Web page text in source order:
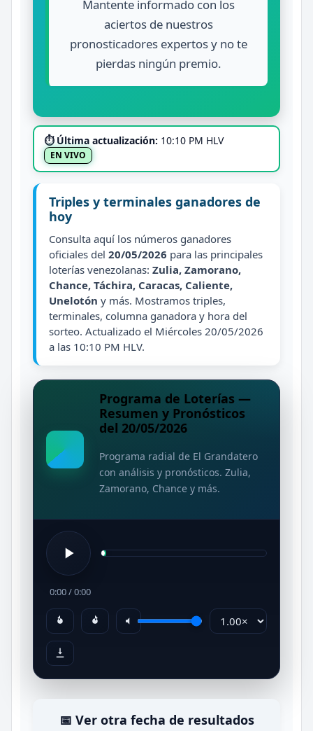
Mantente informado con los
aciertos de nuestros
pronosticadores expertos y no te
pierdas ningún premio.
⏱ Última actualización: 10:10 PM HLV
EN VIVO
Triples y terminales ganadores de
hoy
Consulta aquí los números ganadores
oficiales del 20/05/2026 para las principales
loterías venezolanas: Zulia, Zamorano,
Chance, Táchira, Caracas, Caliente,
Unelotón y más. Mostramos triples,
terminales, columna ganadora y hora del
sorteo. Actualizado el Miércoles 20/05/2026
a las 10:10 PM HLV.
Programa de Loterías —
Resumen y Pronósticos
del 20/05/2026
Programa radial de El Grandatero
con análisis y pronósticos. Zulia,
Zamorano, Chance y más.
0:00/0:00
📅 Ver otra fecha de resultados